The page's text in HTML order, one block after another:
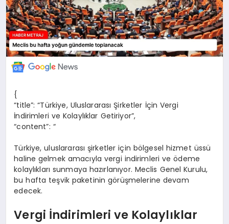
SAĞLIK
EĞİTİM
{
“title”: “Türkiye, Uluslararası Şirketler İçin Vergi
İndirimleri ve Kolaylıklar Getiriyor”,
“content”: “
Türkiye, uluslararası şirketler için bölgesel hizmet üssü
haline gelmek amacıyla vergi indirimleri ve ödeme
kolaylıkları sunmaya hazırlanıyor. Meclis Genel Kurulu,
bu hafta teşvik paketinin görüşmelerine devam
edecek.
Vergi İndirimleri ve Kolaylıklar